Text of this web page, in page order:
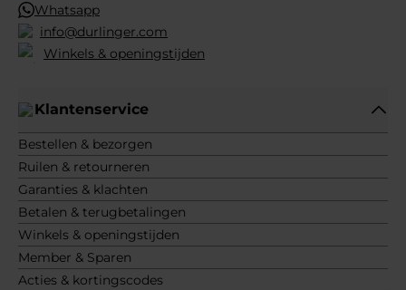
Whatsapp
info@durlinger.com
Winkels & openingstijden
Klantenservice
Bestellen & bezorgen
Ruilen & retourneren
Garanties & klachten
Betalen & terugbetalingen
Winkels & openingstijden
Member & Sparen
Acties & kortingscodes